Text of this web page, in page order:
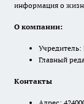
информация о
О компании:
Главный
Контакты